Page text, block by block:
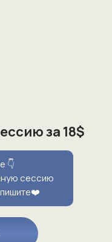
за 18$
👇
сессию
пишите❤️